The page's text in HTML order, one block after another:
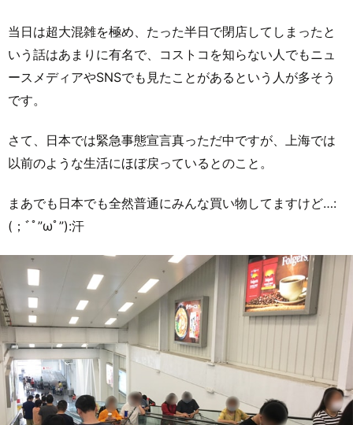
当日は超大混雑を極め、たった半日で閉店してしまったと
いう話はあまりに有名で、コストコを知らない人でもニュ
ースメディアやSNSでも見たことがあるという人が多そう
です。
さて、日本では緊急事態宣言真っただ中ですが、上海では
以前のような生活にほぼ戻っているとのこと。
まあでも日本でも全然普通にみんな買い物してますけど…:
(；ﾞﾟ”ωﾟ”):汗